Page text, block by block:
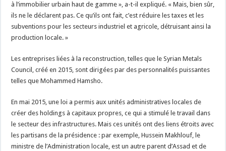
à l’immobilier urbain haut de gamme », a-t-il expliqué. « Mais, bien sûr,
ils ne le déclarent pas. Ce qu’ils ont fait, c’est réduire les taxes et les
subventions pour les secteurs industriel et agricole, détruisant ainsi la
production locale. »
Les entreprises liées à la reconstruction, telles que le Syrian Metals
Council, créé en 2015, sont dirigées par des personnalités puissantes
telles que Mohammed Hamsho.
En mai 2015, une loi a permis aux unités administratives locales de
créer des holdings à capitaux propres, ce qui a stimulé le travail dans
le secteur des infrastructures. Mais ces unités ont des liens étroits avec
les partisans de la présidence : par exemple, Hussein Makhlouf, le
ministre de l’Administration locale, est un autre parent d’Assad et de